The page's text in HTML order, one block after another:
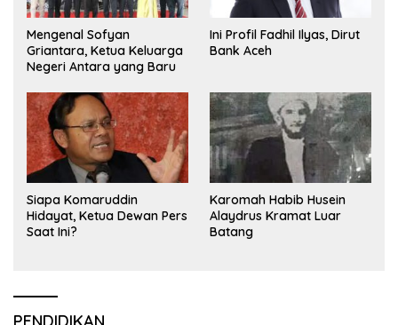
Mengenal Sofyan
Griantara, Ketua Keluarga
Negeri Antara yang Baru
Ini Profil Fadhil Ilyas, Dirut
Bank Aceh
Siapa Komaruddin
Hidayat, Ketua Dewan Pers
Saat Ini?
Karomah Habib Husein
Alaydrus Kramat Luar
Batang
PENDIDIKAN